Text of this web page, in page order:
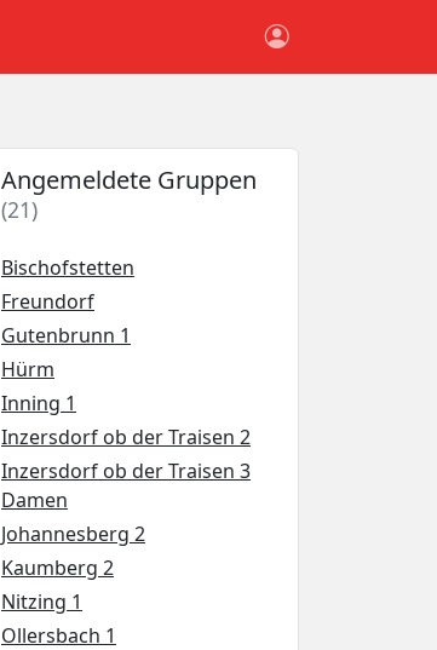
Angemeldete Gruppen
(21)
Bischofstetten
Freundorf
Gutenbrunn 1
Hürm
Inning 1
Inzersdorf ob der Traisen 2
Inzersdorf ob der Traisen 3
Damen
Johannesberg 2
Kaumberg 2
Nitzing 1
Ollersbach 1